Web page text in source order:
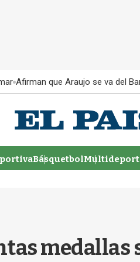
Afirman que Araujo se va del
Básquetbol